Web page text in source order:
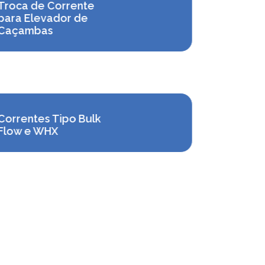
de Corrente
Elevador de
Tipo Bulk
e WHX